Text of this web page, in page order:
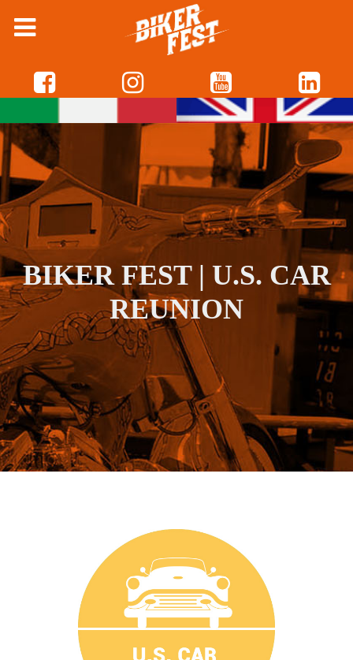
BIKER FEST | U.S. CAR
REUNION